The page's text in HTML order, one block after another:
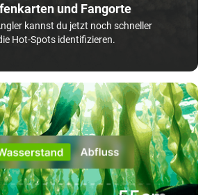
und Fangorte
kannst du jetzt noch schneller
Hot-Spots identifizieren.